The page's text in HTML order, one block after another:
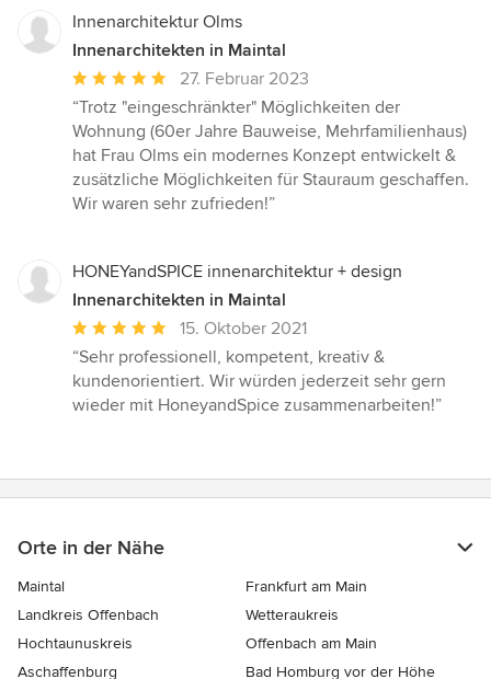
Innenarchitektur Olms
Innenarchitekten in Maintal
Durchschnittliche
Bewertung:
5
von
5
Sternen
27. Februar 2023
“Trotz "eingeschränkter" Möglichkeiten der
Wohnung (60er Jahre Bauweise, Mehrfamilienhaus)
hat Frau Olms ein modernes Konzept entwickelt &
zusätzliche Möglichkeiten für Stauraum geschaffen.
Wir waren sehr zufrieden!”
HONEYandSPICE innenarchitektur + design
Innenarchitekten in Maintal
Durchschnittliche
Bewertung:
5
von
15. Oktober 2021
“Sehr professionell, kompetent, kreativ &
kundenorientiert. Wir würden jederzeit sehr gern
wieder mit HoneyandSpice zusammenarbeiten!”
Orte in der Nähe
Maintal
Frankfurt am Main
Landkreis Offenbach
Wetteraukreis
Hochtaunuskreis
Offenbach am Main
Aschaffenburg
Bad Homburg vor der Höhe